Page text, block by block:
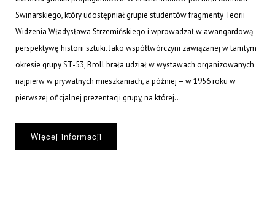
Swinarskiego, który udostępniał grupie studentów fragmenty Teorii
Widzenia Władysława Strzemińskiego i wprowadzał w awangardową
perspektywę historii sztuki. Jako współtwórczyni zawiązanej w tamtym
okresie grupy ST-53, Broll brała udział w wystawach organizowanych
najpierw w prywatnych mieszkaniach, a później – w 1956 roku w
pierwszej oficjalnej prezentacji grupy, na której...
Więcej informacji